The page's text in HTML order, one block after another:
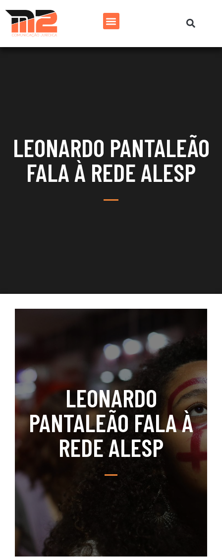
LEONARDO PANTALEÃO
FALA À REDE ALESP
LEONARDO
PANTALEÃO FALA À
REDE ALESP